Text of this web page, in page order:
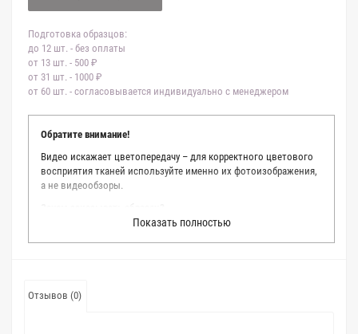
Подготовка образцов:
до 12 шт. - без оплаты
от 13 шт. - 500 ₽
от 31 шт. - 1000 ₽
от 60 шт. - согласовывается индивидуально с менеджером
Обратите внимание!
Видео искажает цветопередачу – для корректного цветового
восприятия тканей используйте именно их фотоизображения,
а не видеообзоры.
Мы делаем все возможное, чтобы точно описать цвет каждой
ткани из нашего каталога. Мы осматриваем и фотографируем
точное соответствие цветов из-за одного простого факта:
Показать полностью
Отзывов (0)